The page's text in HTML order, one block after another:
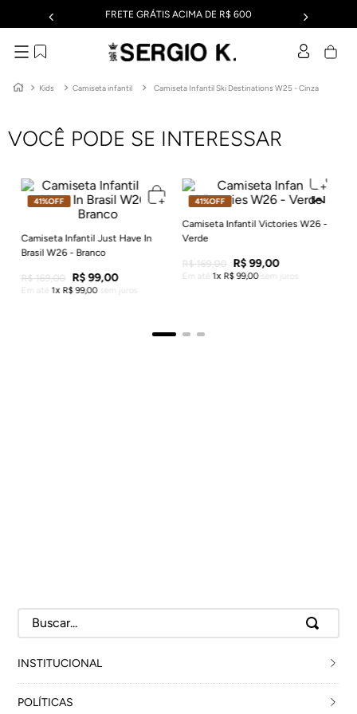
FRETE GRÁTIS ACIMA DE R$ 600
Kids Camiseta infantil Camiseta Infantil Ski Destinations W25 - Cinza
VOCÊ PODE SE INTERESSAR
41%OFF
Camiseta Infantil Just Have In
Brasil W26 - Branco
R$ 169,00 R$99,00
Em até 1 R$ 99,00sem juros
41%OFF
Camiseta Infantil Victories W26 -
Verde
R$ 169,00 R$ 99,00
Em até 1 R$ 99,00 sem juros
Buscar...
INSTITUCIONAL
POLÍTICAS